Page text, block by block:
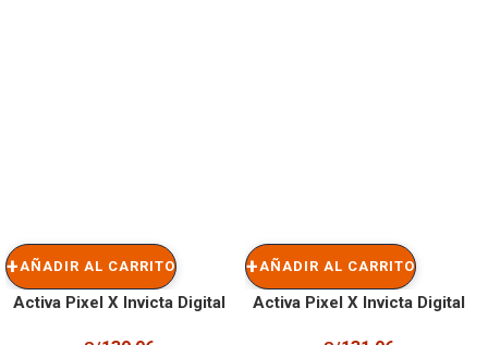
AÑADIR AL CARRITO
Activa Pixel X Invicta Digital
AÑADIR AL CARRITO
Activa Pixel X Invicta Digital